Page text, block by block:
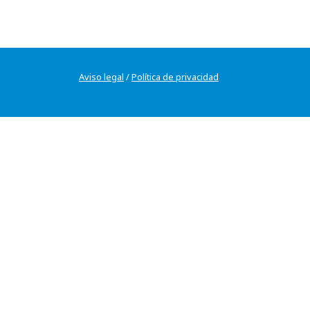
Aviso legal /Política de privacidad